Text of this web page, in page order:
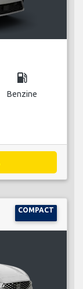
local_gas_station
Benzine
COMPACT